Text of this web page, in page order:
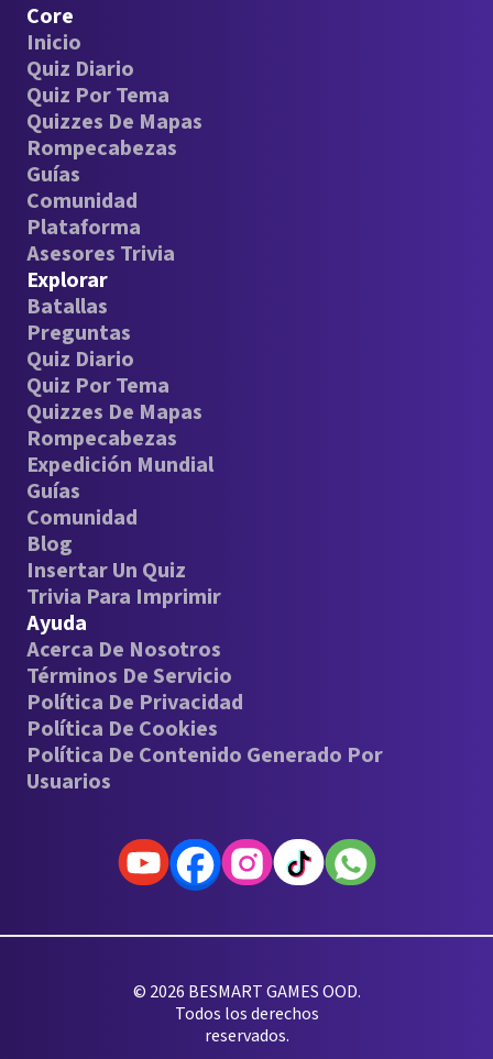
Core
Inicio
Quiz Diario
Quiz Por Tema
Quizzes De Mapas
Rompecabezas
Guías
Comunidad
Plataforma
Asesores Trivia
Explorar
Batallas
Preguntas
Quiz Diario
Quiz Por Tema
Quizzes De Mapas
Rompecabezas
Expedición Mundial
Guías
Comunidad
Blog
Insertar Un Quiz
Trivia Para Imprimir
Ayuda
Acerca De Nosotros
Términos De Servicio
Política De Privacidad
Política De Cookies
Política De Contenido Generado Por
Usuarios
© 2026 BESMART GAMES OOD.
Todos los derechos
reservados.